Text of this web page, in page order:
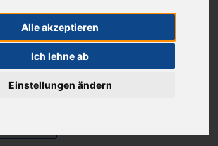
Alle akzeptieren
Ich lehne ab
Einstellungen ändern
Sie haben Fragen?
07641-9360300